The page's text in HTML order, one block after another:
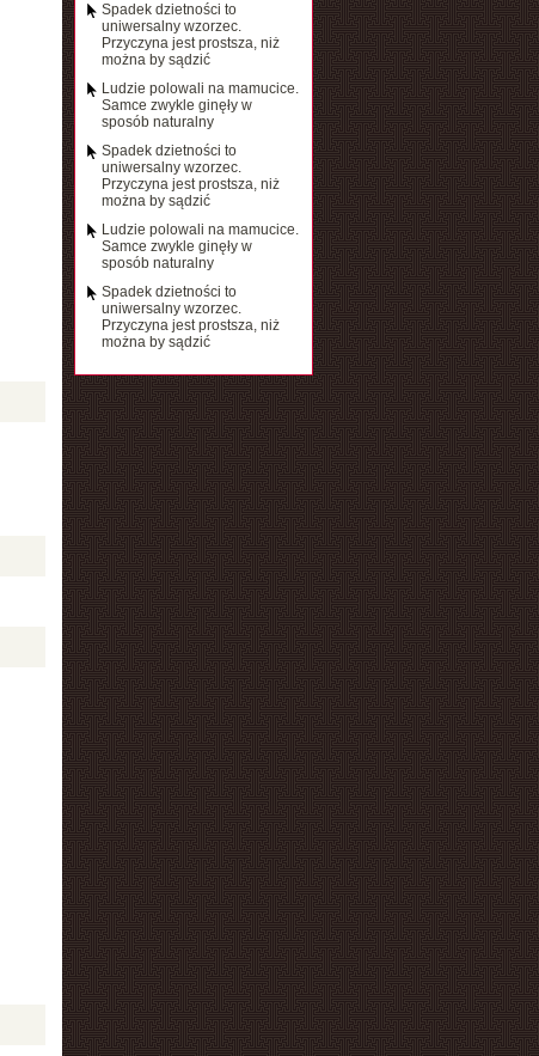
Spadek dzietności to
uniwersalny wzorzec.
Przyczyna jest prostsza, niż
można by sądzić
Ludzie polowali na mamucice.
Samce zwykle ginęły w
sposób naturalny
Spadek dzietności to
uniwersalny wzorzec.
Przyczyna jest prostsza, niż
można by sądzić
Ludzie polowali na mamucice.
Samce zwykle ginęły w
sposób naturalny
Spadek dzietności to
uniwersalny wzorzec.
Przyczyna jest prostsza, niż
można by sądzić